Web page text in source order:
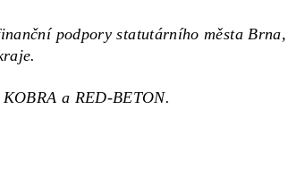
podpory statutárního města Brna,
a RED-BETON.